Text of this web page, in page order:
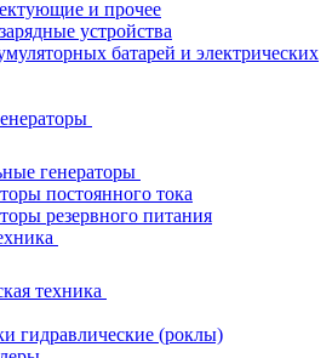
и прочее
устройства
батарей и электрических
генераторы
постоянного тока
резервного питания
техника
гидравлические (роклы)